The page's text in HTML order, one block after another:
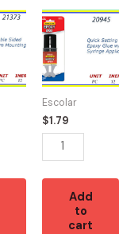
Escolar
$1.79
20945
-2011
EPOXY
GLUE
quantity
Add
to
cart